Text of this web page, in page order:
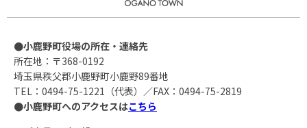
●小鹿野町役場の所在・連絡先
所在地：〒368-0192
埼玉県秩父郡小鹿野町小鹿野89番地
TEL：0494-75-1221（代表）／FAX：0494-75-2819
●小鹿野町へのアクセスはこちら